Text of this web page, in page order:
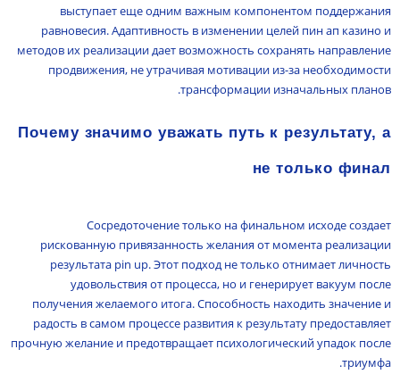
выступает еще одним важным компонентом поддержания
равновесия. Адаптивность в изменении целей пин ап казино и
методов их реализации дает возможность сохранять направление
продвижения, не утрачивая мотивации из-за необходимости
трансформации изначальных планов.
Почему значимо уважать путь к результату, а
не только финал
Сосредоточение только на финальном исходе создает
рискованную привязанность желания от момента реализации
результата pin up. Этот подход не только отнимает личность
удовольствия от процесса, но и генерирует вакуум после
получения желаемого итога. Способность находить значение и
радость в самом процессе развития к результату предоставляет
прочную желание и предотвращает психологический упадок после
триумфа.